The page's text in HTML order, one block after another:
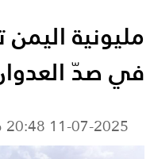
مليونية
في صدّ
11-07-2025 20:48 مساءً